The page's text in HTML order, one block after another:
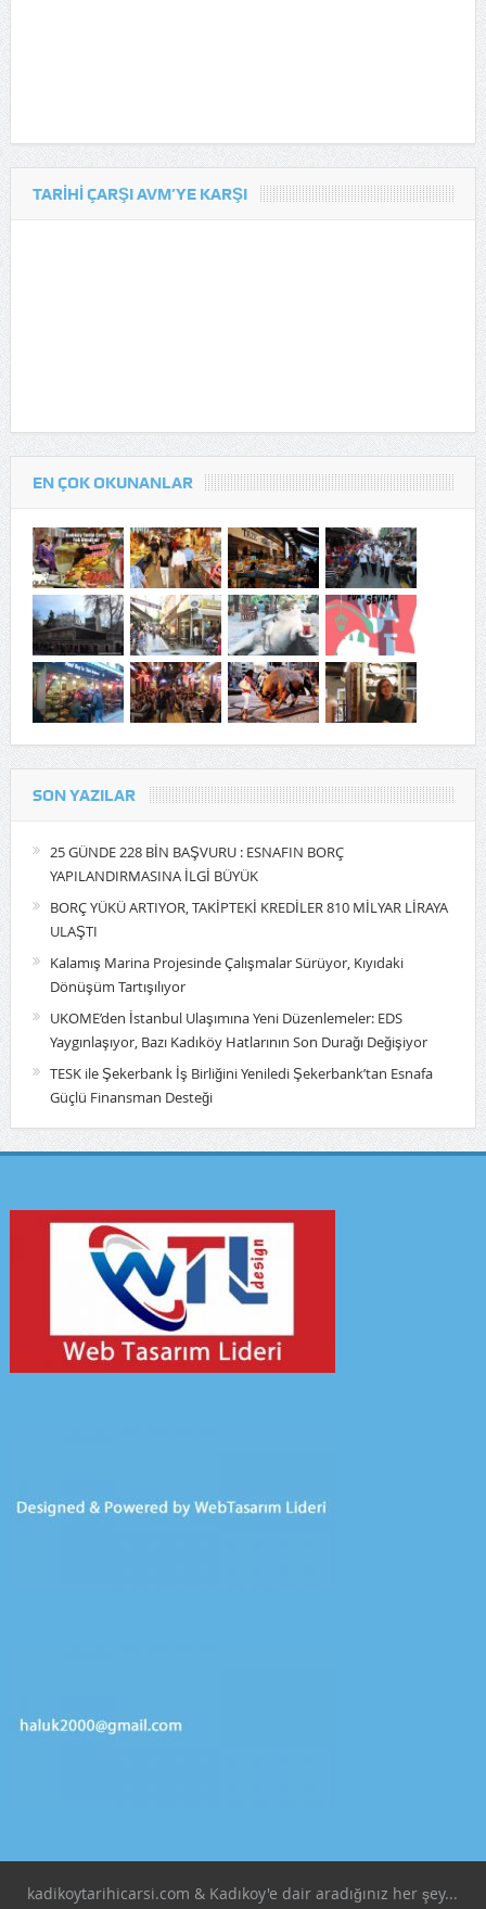
TARIHI ÇARŞI AVM’YE KARŞI
EN ÇOK OKUNANLAR
SON YAZILAR
25 GÜNDE 228 BİN BAŞVURU : ESNAFIN BORÇ
YAPILANDIRMASINA İLGİ BÜYÜK
BORÇ YÜKÜ ARTIYOR, TAKİPTEKİ KREDİLER 810 MİLYAR LİRAYA
ULAŞTI
Kalamış Marina Projesinde Çalışmalar Sürüyor, Kıyıdaki
Dönüşüm Tartışılıyor
UKOME’den İstanbul Ulaşımına Yeni Düzenlemeler: EDS
Yaygınlaşıyor, Bazı Kadıköy Hatlarının Son Durağı Değişiyor
TESK ile Şekerbank İş Birliğini Yeniledi Şekerbank’tan Esnafa
Güçlü Finansman Desteği
kadikoytarihicarsi.com & Kadıkoy'e dair aradığınız her şey...